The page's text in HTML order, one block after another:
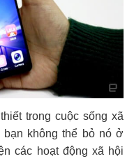
trong cuộc sống xã
không thể bỏ nó ở
các hoạt động xã hội